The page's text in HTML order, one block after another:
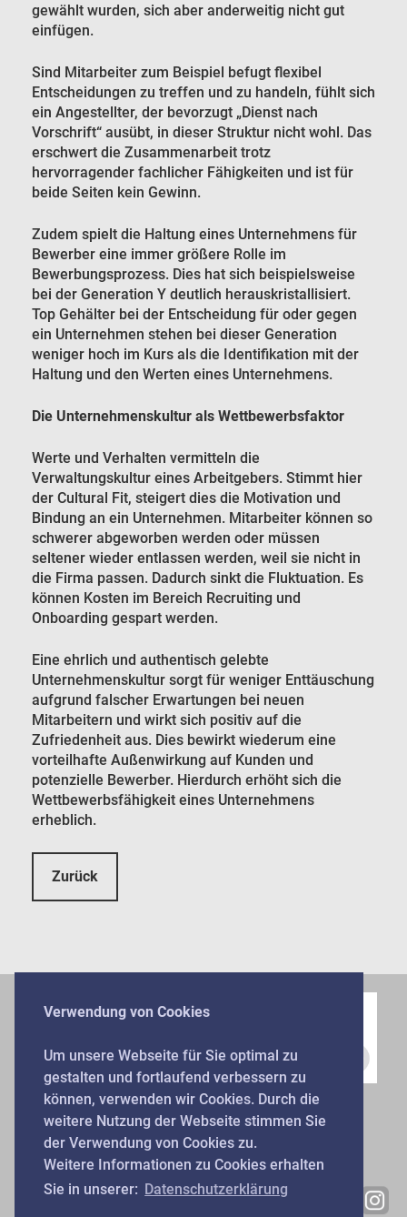
Verwendung von Cookies
Um unsere Webseite für Sie optimal zu
gestalten und fortlaufend verbessern zu
können, verwenden wir Cookies. Durch die
weitere Nutzung der Webseite stimmen Sie
der Verwendung von Cookies zu.
Weitere Informationen zu Cookies erhalten
Sie in unserer: Datenschutzerklärung
gewählt wurden, sich aber anderweitig nicht gut
einfügen.
Sind Mitarbeiter zum Beispiel befugt flexibel
Entscheidungen zu treffen und zu handeln, fühlt sich
ein Angestellter, der bevorzugt „Dienst nach
Vorschrift“ ausübt, in dieser Struktur nicht wohl. Das
erschwert die Zusammenarbeit trotz
hervorragender fachlicher Fähigkeiten und ist für
beide Seiten kein Gewinn.
Zudem spielt die Haltung eines Unternehmens für
Bewerber eine immer größere Rolle im
Bewerbungsprozess. Dies hat sich beispielsweise
bei der Generation Y deutlich herauskristallisiert.
Top Gehälter bei der Entscheidung für oder gegen
ein Unternehmen stehen bei dieser Generation
weniger hoch im Kurs als die Identifikation mit der
Haltung und den Werten eines Unternehmens.
Die Unternehmenskultur als Wettbewerbsfaktor
Werte und Verhalten vermitteln die
Verwaltungskultur eines Arbeitgebers. Stimmt hier
der Cultural Fit, steigert dies die Motivation und
Bindung an ein Unternehmen. Mitarbeiter können so
schwerer abgeworben werden oder müssen
seltener wieder entlassen werden, weil sie nicht in
die Firma passen. Dadurch sinkt die Fluktuation. Es
können Kosten im Bereich Recruiting und
Onboarding gespart werden.
Eine ehrlich und authentisch gelebte
Unternehmenskultur sorgt für weniger Enttäuschung
aufgrund falscher Erwartungen bei neuen
Mitarbeitern und wirkt sich positiv auf die
Zufriedenheit aus. Dies bewirkt wiederum eine
vorteilhafte Außenwirkung auf Kunden und
potenzielle Bewerber. Hierdurch erhöht sich die
Wettbewerbsfähigkeit eines Unternehmens
erheblich.
Zurück
REFERENZEN